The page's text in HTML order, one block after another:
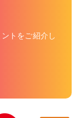
トをご紹介し